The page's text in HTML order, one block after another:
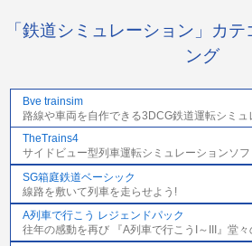
「鉄道シミュレーション」カ
ング
Bve trainsim
路線や車両を自作できる3DCG鉄道運転シミュ
TheTrains4
サイドビュー型列車運転シミュレーションソフ
SG箱庭鉄道ベーシック
線路を敷いて列車を走らせよう!
A列車で行こう レジェンドパック
往年の感動を再び 『A列車で行こうI～III』堂々